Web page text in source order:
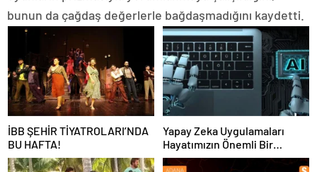
bunun da çağdaş değerlerle bağdaşmadığını kaydetti.
İBB ŞEHİR TİYATROLARI’NDA
BU HAFTA!
Yapay Zeka Uygulamaları
Hayatımızın Önemli Bir
Parçası Haline Geliyor